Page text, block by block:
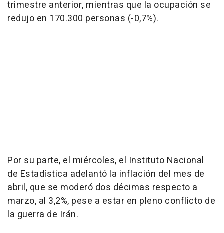
trimestre anterior, mientras que la ocupación se
redujo en 170.300 personas (-0,7%).
Por su parte, el miércoles, el Instituto Nacional
de Estadística adelantó la inflación del mes de
abril, que se moderó dos décimas respecto a
marzo, al 3,2%, pese a estar en pleno conflicto de
la guerra de Irán.